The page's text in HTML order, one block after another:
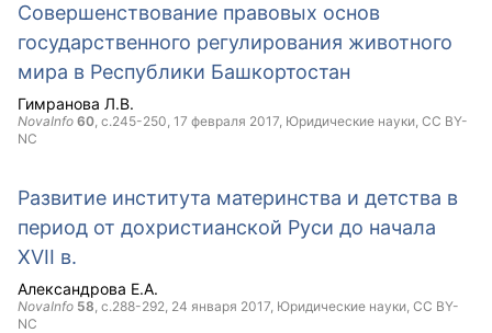
Совершенствование правовых основ
государственного регулирования животного
мира в Республики Башкортостан
Гимранова Л.В.
NovaInfo 60, с.245-250, 17 февраля 2017, Юридические науки, CC BY-
NC
Развитие института материнства и детства в
период от дохристианской Руси до начала
XVII в.
Александрова Е.А.
NovaInfo 58, с.288-292, 24 января 2017, Юридические науки, CC BY-
NC